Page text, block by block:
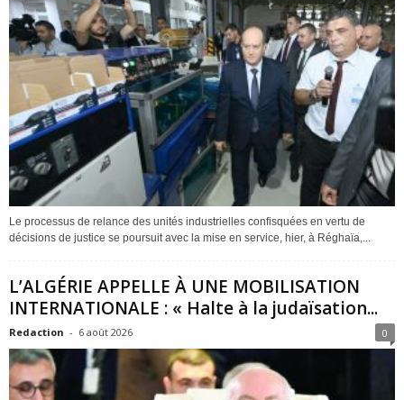
Le processus de relance des unités industrielles confisquées en vertu de
décisions de justice se poursuit avec la mise en service, hier, à Réghaïa,...
L’ALGÉRIE APPELLE À UNE MOBILISATION
INTERNATIONALE : « Halte à la judaïsation...
Redaction - 6 août 2026 0